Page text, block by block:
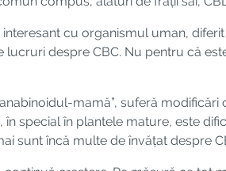
cu organismul uman,
despre CBC. Nu pentru că
mamă”, suferă
special în plantele mature, este
sunt încă multe de învățat despre